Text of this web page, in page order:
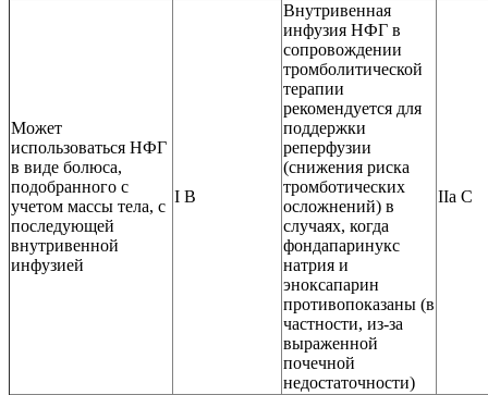
Может
использоваться НФГ
в виде болюса,
подобранного c
учетом массы тела, c
последующей
внутривенной
инфузией
I В
Внутривенная
инфузия НФГ в
сопровождении
тромболитической
терапии
рекомендуется для
поддержки
реперфузии
(снижения риска
тромботических
осложнений) в
случаях, когда
фондапаринукс
натрия и
эноксапарин
противопоказаны (в
частности, из-за
выраженной
почечной
недостаточности)
IIа С